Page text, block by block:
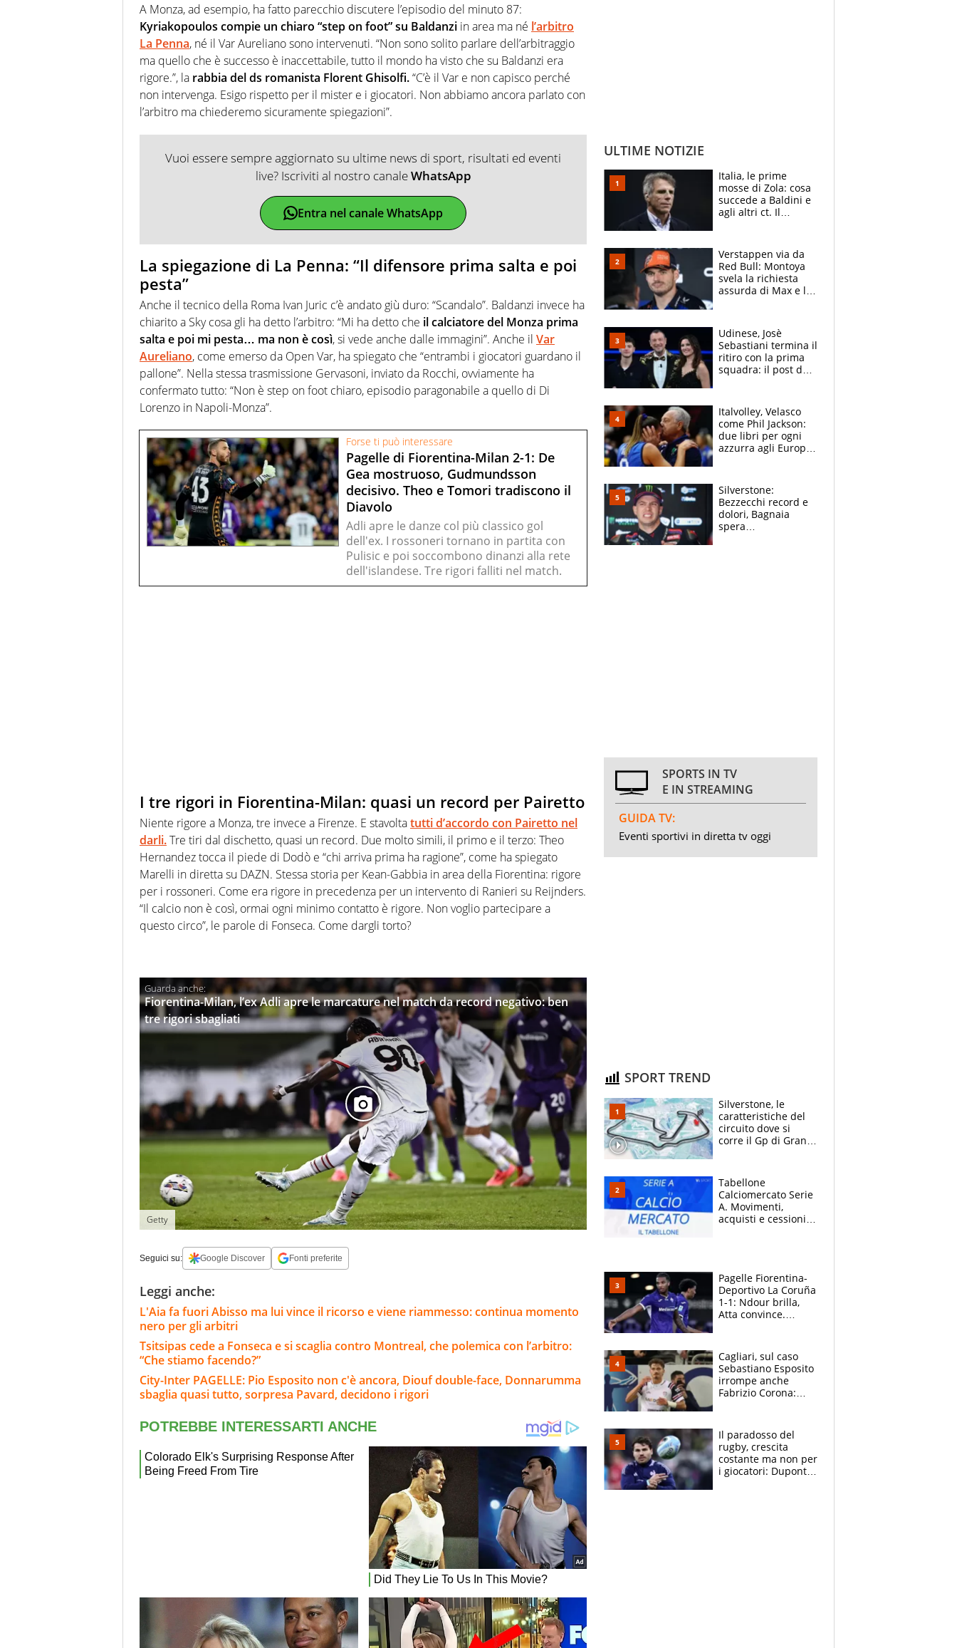
A Monza, ad esempio, ha fatto parecchio discutere l’episodio del minuto 87:
Kyriakopoulos compie un chiaro “step on foot” su Baldanzi in area ma né l’arbitro
La Penna, né il Var Aureliano sono intervenuti. “Non sono solito parlare dell’arbitraggio
ma quello che è successo è inaccettabile, tutto il mondo ha visto che su Baldanzi era
rigore.”, la rabbia del ds romanista Florent Ghisolfi.“C’è il Var e non capisco perché
non intervenga. Esigo rispetto per il mister e i giocatori. Non abbiamo ancora parlato con
l’arbitro ma chiederemo sicuramente spiegazioni”.
Vuoi essere sempre aggiornato su ultime news di sport, risultati ed eventi
live? Iscriviti al nostro canaleWhatsApp
Entra nel canale WhatsApp
La spiegazione di La Penna: “Il difensore prima salta e poi
pesta”
Anche il tecnico della Roma Ivan Juric c’è andato giù duro: “Scandalo”. Baldanzi invece ha
chiarito a Sky cosa gli ha detto l’arbitro: “Mi ha detto che il calciatore del Monza prima
salta e poi mi pesta… ma non è così, si vede anche dalle immagini”. Anche il Var
Aureliano, come emerso da Open Var, ha spiegato che “entrambi i giocatori guardano il
pallone”. Nella stessa trasmissione Gervasoni, inviato da Rocchi, ovviamente ha
confermato tutto: “Non è step on foot chiaro, episodio paragonabile a quello di Di
Lorenzo in Napoli-Monza”.
Forse ti può interessare
Pagelle di Fiorentina-Milan 2-1: De
Gea mostruoso, Gudmundsson
decisivo. Theo e Tomori tradiscono il
Diavolo
Adli apre le danze col più classico gol
dell'ex. I rossoneri tornano in partita con
Pulisic e poi soccombono dinanzi alla rete
dell'islandese. Tre rigori falliti nel match.
I tre rigori in Fiorentina-Milan: quasi un record per Pairetto
Niente rigore a Monza, tre invece a Firenze. E stavoltatutti d’accordo con Pairetto nel
darli.Tre tiri dal dischetto, quasi un record. Due molto simili, il primo e il terzo: Theo
Hernandez tocca il piede di Dodò e “chi arriva prima ha ragione”, come ha spiegato
Marelli in diretta su DAZN. Stessa storia per Kean-Gabbia in area della Fiorentina: rigore
per i rossoneri. Come era rigore in precedenza per un intervento di Ranieri su Reijnders.
“Il calcio non è così, ormai ogni minimo contatto è rigore. Non voglio partecipare a
questo circo”, le parole di Fonseca. Come dargli torto?
Fiorentina-Milan, l’ex Adli apre le marcature nel match da record negativo: ben
tre rigori sbagliati
Getty
Seguici su: Google Discover Fonti preferite
Leggi anche:
L'Aia fa fuori Abisso ma lui vince il ricorso e viene riammesso: continua momento
nero per gli arbitri
Tsitsipas cede a Fonseca e si scaglia contro Montreal, che polemica con l’arbitro:
“Che stiamo facendo?”
City-Inter PAGELLE: Pio Esposito non c'è ancora, Diouf double-face, Donnarumma
sbaglia quasi tutto, sorpresa Pavard, decidono i rigori
ULTIME NOTIZIE
Italia, le prime
mosse di Zola: cosa
succede a Baldini e
agli altri ct. Il
azzurri
Verstappen via da
Red Bull: Montoya
svela la richiesta
assurda di Max e lo
McLaren siano
meglio?”
Udinese, Josè
Sebastiani termina il
ritiro con la prima
squadra: il post del
sfondo
Italvolley, Velasco
come Phil Jackson:
due libri per ogni
azzurra agli Europei.
Silverstone:
Bezzecchi record e
dolori, Bagnaia
spera
SPORTS IN TV
E IN STREAMING
GUIDA TV:
Eventi sportivi in diretta tv oggi
SPORT TREND
Silverstone, le
caratteristiche del
circuito dove si
corre il Gp di Gran
Tabellone
Calciomercato Serie
A. Movimenti,
acquisti e cessioni:
Pagelle Fiorentina-
Deportivo La Coruña
1-1: Ndour brilla,
Atta convince.
Cagliari, sul caso
Sebastiano Esposito
irrompe anche
Fabrizio Corona:
prove”
Il paradosso del
rugby, crescita
costante ma non per
i giocatori: Dupont